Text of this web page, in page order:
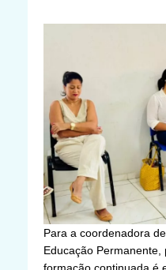
Para a coordenadora
Educação Permanente,
formação continuada é